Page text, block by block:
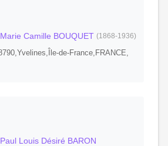
Marie Camille BOUQUET (1868-1936)
de-France,FRANCE,
Paul Louis Désiré BARON